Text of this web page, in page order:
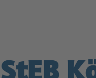
StEB